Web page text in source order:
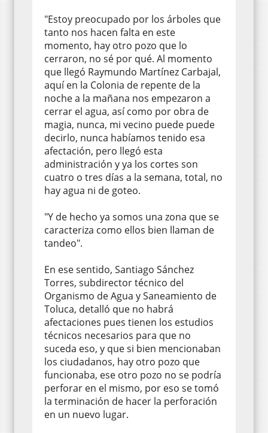
"Estoy preocupado por los árboles que
tanto nos hacen falta en este
momento, hay otro pozo que lo
cerraron, no sé por qué. Al momento
que llegó Raymundo Martínez Carbajal,
aquí en la Colonia de repente de la
noche a la mañana nos empezaron a
cerrar el agua, así como por obra de
magia, nunca, mi vecino puede puede
decirlo, nunca habíamos tenido esa
afectación, pero llegó esta
administración y ya los cortes son
cuatro o tres días a la semana, total, no
hay agua ni de goteo.
"Y de hecho ya somos una zona que se
caracteriza como ellos bien llaman de
tandeo".
En ese sentido, Santiago Sánchez
Torres, subdirector técnico del
Organismo de Agua y Saneamiento de
Toluca, detalló que no habrá
afectaciones pues tienen los estudios
técnicos necesarios para que no
suceda eso, y que si bien mencionaban
los ciudadanos, hay otro pozo que
funcionaba, ese otro pozo no se podría
perforar en el mismo, por eso se tomó
la terminación de hacer la perforación
en un nuevo lugar.